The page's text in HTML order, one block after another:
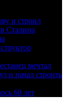
и строил
Сталина
мечтал
и начал строить
60 лет